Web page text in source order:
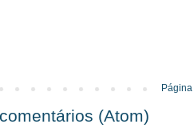
(Atom)